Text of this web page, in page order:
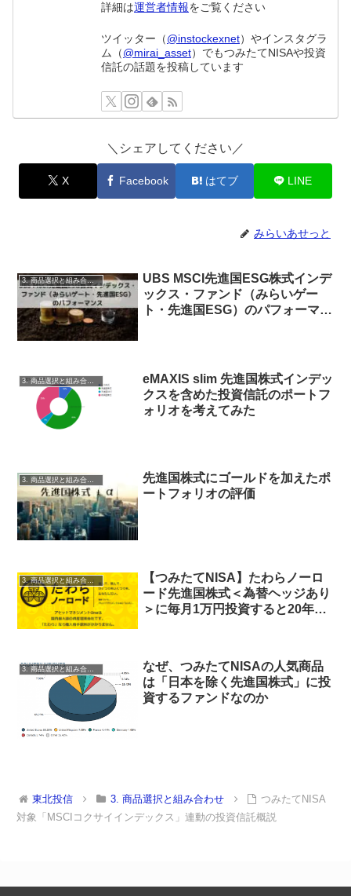
詳細は運営者情報をご覧ください
ツイッター（@instockexnet）やインスタグラ
ム（@mirai_asset）でもつみたてNISAや投資
信託の話題を投稿しています
＼シェアしてください／
X Facebook はてブ LINE
みらいあせっと
3. 商品選択と組み合わせ
UBS MSCI先進国ESG株式インデ
ックス・ファンド（みらいゲー
ト・先進国ESG）のパフォーマン
eMAXIS slim 先進国株式インデッ
クスを含めた投資信託のポートフ
ォリオを考えてみた
先進国株式にゴールドを加えたポ
ートフォリオの評価
【つみたてNISA】たわらノーロ
ード先進国株式＜為替ヘッジあり
＞に毎月1万円投資すると20年後
なぜ、つみたてNISAの人気商品
は「日本を除く先進国株式」に投
資するファンドなのか
東北投信 3. 商品選択と組み合わせ
つみたてNISA
対象「MSCIコクサイインデックス」連動の投資信託概説